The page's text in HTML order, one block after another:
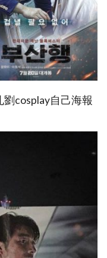
cosplay自己海報